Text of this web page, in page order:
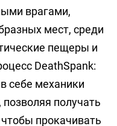
врагами,
мест, среди
пещеры и
DeathSpank:
себе механики
получать
прокачивать